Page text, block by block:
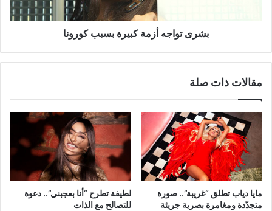
بشرى تواجه أزمة كبيرة بسبب كورونا
مقالات ذات صلة
مايا دياب تطلق “غريبة”.. صورة
متجدّدة ومغامرة بصرية جريئة
لطيفة تطرح “أنا بعجبني”.. دعوة
للتصالح مع الذات